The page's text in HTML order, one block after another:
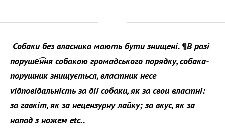
Собаки без власника мають бути знищені. ¶В разі
поруше͡ння собакою громадського порядку, собака-
порушник знищується, властник несе
viдповідальність за дії собаки, як за свои властні:
за гавкіт, як за нецензурну лайку; за вкус, як за
напад з ножем etc..